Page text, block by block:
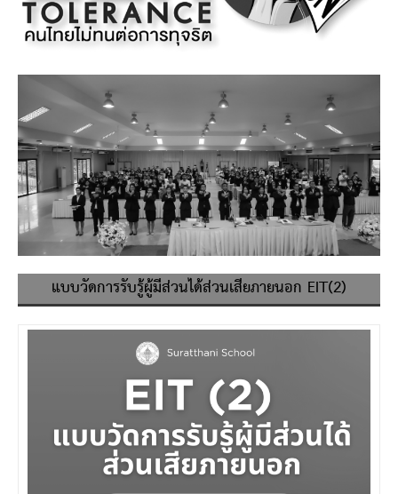
แบบวัดการรับรู้ผู้มีส่วนได้ส่วนเสียภายนอก EIT(2)